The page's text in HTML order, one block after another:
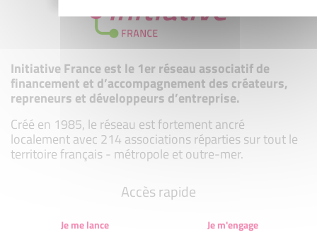
Initiative France est le 1er réseau associatif de
financement et d’accompagnement des créateurs,
repreneurs et développeurs d’entreprise.
Créé en 1985, le réseau est fortement ancré
localement avec 214 associations réparties sur tout le
territoire français - métropole et outre-mer.
Accès rapide
Je me lance
Je m'engage